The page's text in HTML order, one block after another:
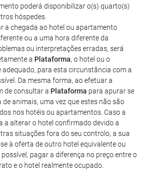
poderá disponibilizar o(s) quarto(s)
hóspedes.
a chegada ao hotel ou apartamento
ou a uma hora diferente da
ou interpretações erradas, será
a Plataforma, o hotel ou o
para esta circunstância com a
Da mesma forma, ao efetuar a
de consultar a Plataforma para apurar se
animais, uma vez que estes não são
nos hotéis ou apartamentos. Caso a
a alterar o hotel confirmado devido a
situações fora do seu controlo, a sua
à oferta de outro hotel equivalente ou
pagar a diferença no preço entre o
e o hotel realmente ocupado.